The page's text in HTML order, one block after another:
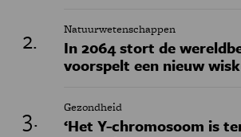
Natuurwetenschappen
In 2064 stort de
voorspelt een nieuw
Gezondheid
‘Het Y-chromosoom is